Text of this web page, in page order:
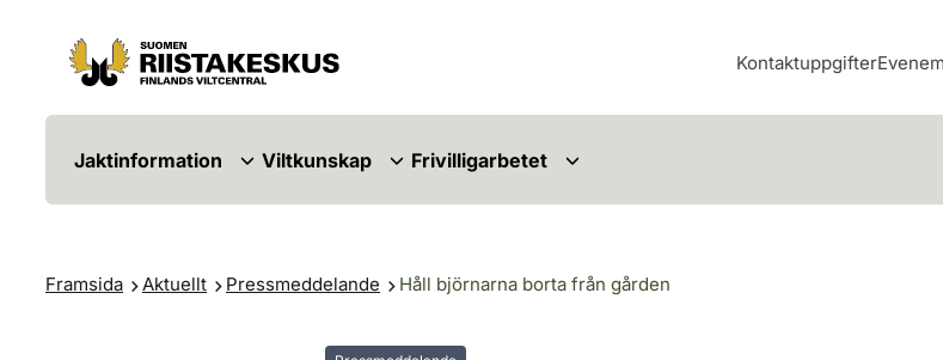
Hoppa till innehåll
Gå till webbplatskartan
Kontaktuppgifter
Jaktinformation Viltkunskap Frivilligarbetet
Framsida Aktuellt Pressmeddelande Håll björnarna borta från gården